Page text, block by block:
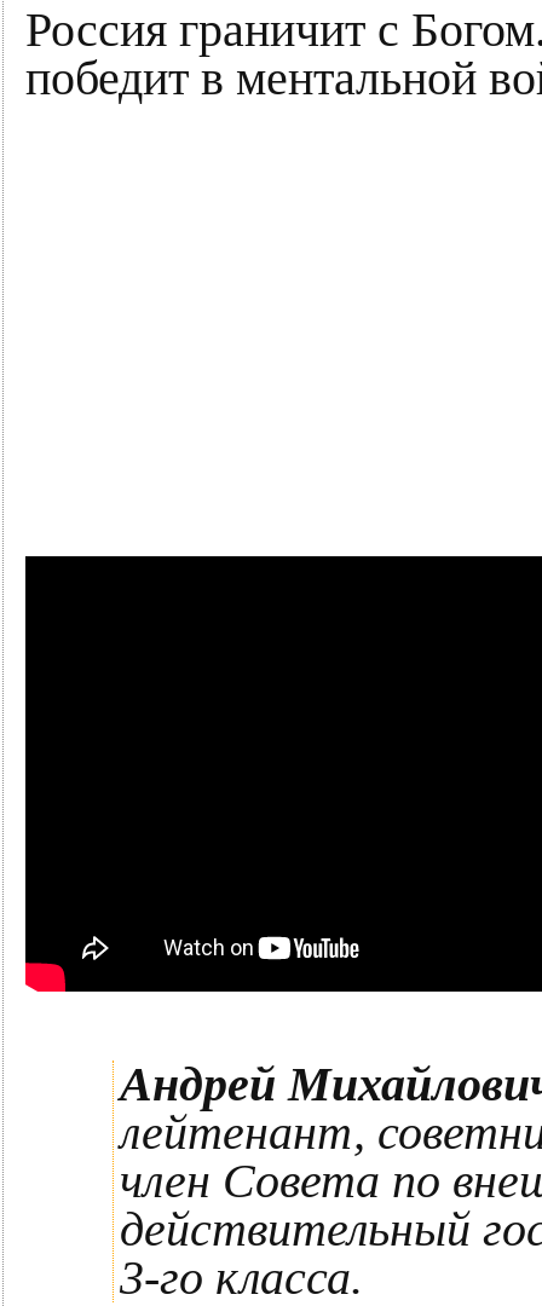
Россия граничит с
победит в ментальной
Андрей
лейтенант,
член Совета по
действительный
3-го класса.